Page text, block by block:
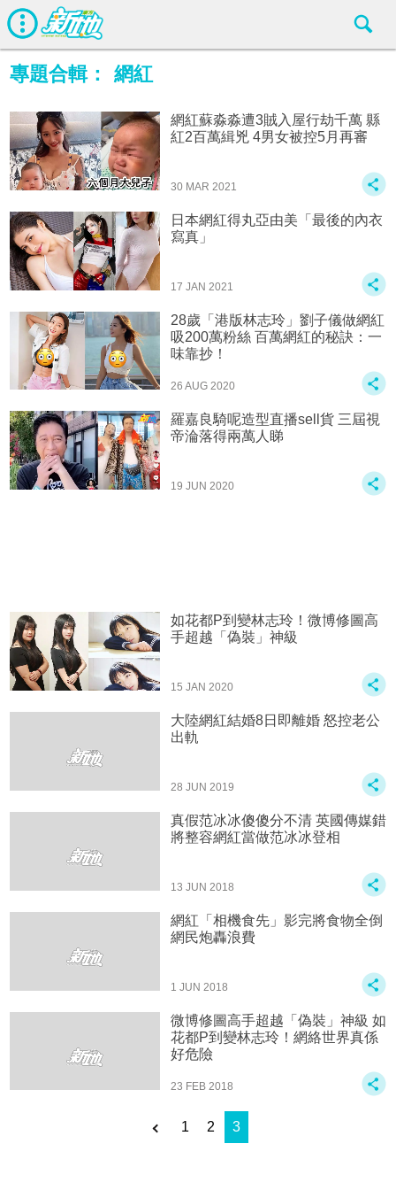
專題合輯： 網紅
網紅蘇淼淼遭3賊入屋行劫千萬 縣
紅2百萬緝兇 4男女被控5月再審
30 MAR 2021
日本網紅得丸亞由美「最後的內衣
寫真」
17 JAN 2021
28歲「港版林志玲」劉子儀做網紅
吸200萬粉絲 百萬網紅的秘訣：一
味靠抄！
26 AUG 2020
羅嘉良騎呢造型直播sell貨 三屆視
帝淪落得兩萬人睇
19 JUN 2020
如花都P到變林志玲！微博修圖高
手超越「偽裝」神級
15 JAN 2020
大陸網紅結婚8日即離婚 怒控老公
出軌
28 JUN 2019
真假范冰冰傻傻分不清 英國傳媒錯
將整容網紅當做范冰冰登相
13 JUN 2018
網紅「相機食先」影完將食物全倒
網民炮轟浪費
1 JUN 2018
微博修圖高手超越「偽裝」神級 如
花都P到變林志玲！網絡世界真係
好危險
23 FEB 2018
1 2 3